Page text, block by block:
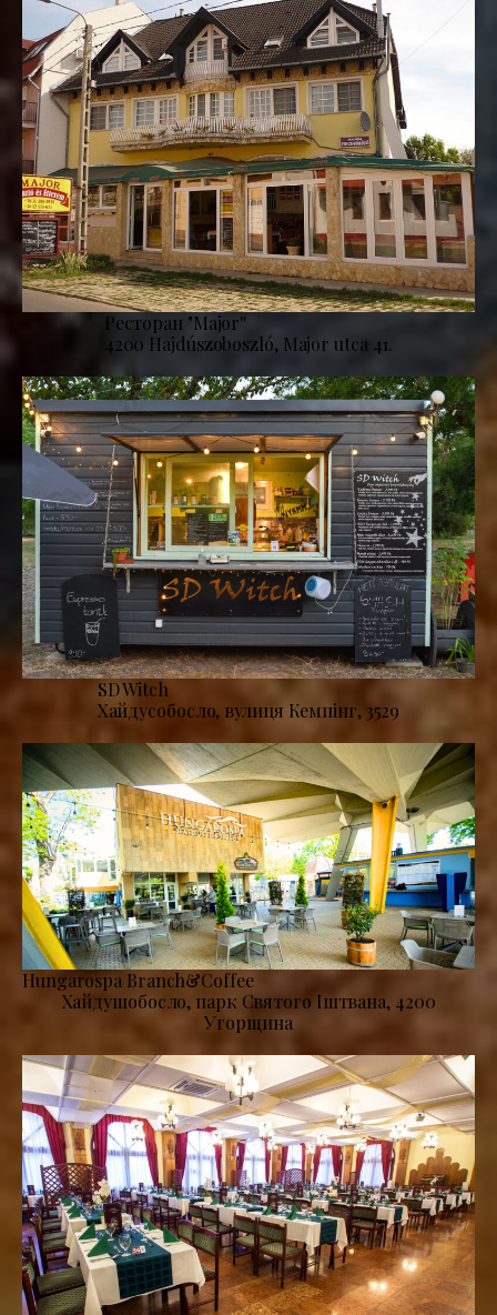
Ресторан "Major''
4200 Hajdúszoboszló, Major utca 41.
SD Witch
Хайдусобосло, вулиця Кемпінг, 3529
Hungarospa Branch&Coffee
Хайдушобосло, парк Святого Іштвана, 4200
Угорщина